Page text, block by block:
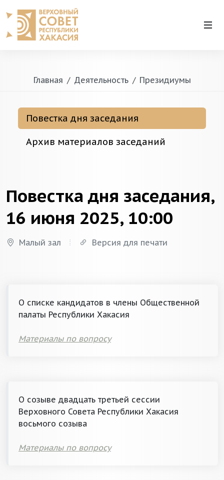
Главная Деятельность Президиумы
Повестка дня заседания
Архив материалов заседаний
Повестка дня заседания,
16 июня 2025, 10:00
Малый зал Версия для печати
О списке кандидатов в члены Общественной
палаты Республики Хакасия
Материалы по вопросу
О созыве двадцать третьей сессии
Верховного Совета Республики Хакасия
восьмого созыва
Материалы по вопросу